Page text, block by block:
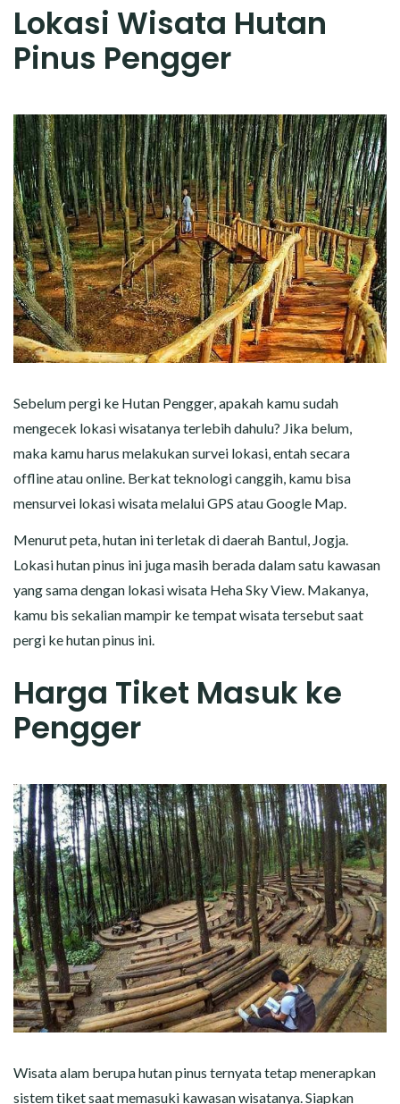
Lokasi Wisata Hutan
Pinus Pengger
Sebelum pergi ke Hutan Pengger, apakah kamu sudah
mengecek lokasi wisatanya terlebih dahulu? Jika belum,
maka kamu harus melakukan survei lokasi, entah secara
offline atau online. Berkat teknologi canggih, kamu bisa
mensurvei lokasi wisata melalui GPS atau Google Map.
Menurut peta, hutan ini terletak di daerah Bantul, Jogja.
Lokasi hutan pinus ini juga masih berada dalam satu kawasan
yang sama dengan lokasi wisata Heha Sky View. Makanya,
kamu bis sekalian mampir ke tempat wisata tersebut saat
pergi ke hutan pinus ini.
Harga Tiket Masuk ke
Pengger
Wisata alam berupa hutan pinus ternyata tetap menerapkan
sistem tiket saat memasuki kawasan wisatanya. Siapkan